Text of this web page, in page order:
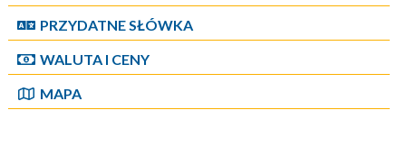
PRZYDATNE SŁÓWKA
WALUTA I CENY
MAPA